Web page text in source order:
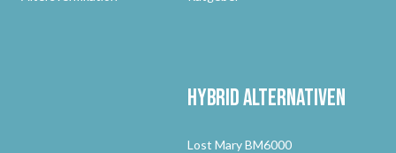
Hybrid Alternativen
Lost Mary BM6000